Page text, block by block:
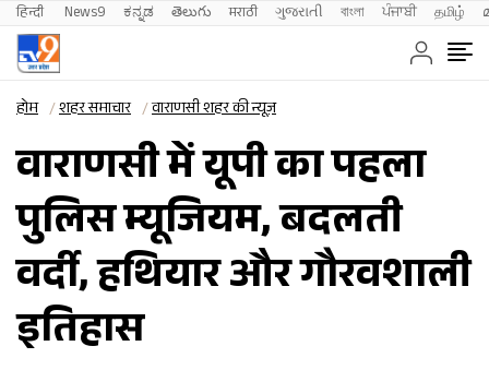
हिन्दी News9 ಕನ್ನಡ తెలుగు मराठी ગુજરાતી বাংলা ਪੰਜਾਬੀ தமிழ்
होम शहर समाचार वाराणसी शहर की न्यूज़
वाराणसी में यूपी का पहला
पुलिस म्यूजियम, बदलती
वर्दी, हथियार और गौरवशाली
इतिहास